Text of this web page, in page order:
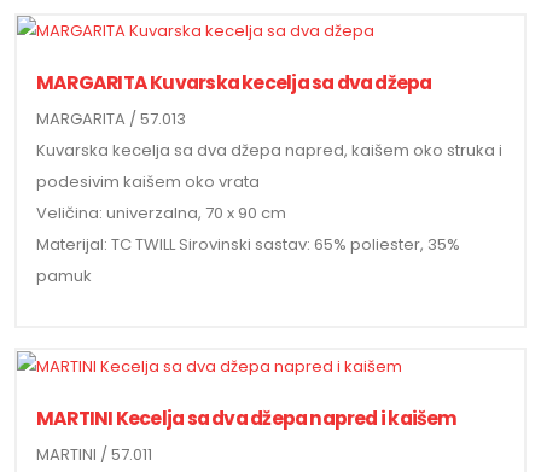
MARGARITA Kuvarska kecelja sa dva džepa
MARGARITA / 57.013
Kuvarska kecelja sa dva džepa napred, kaišem oko struka i
podesivim kaišem oko vrata
Veličina: univerzalna, 70 x 90 cm
Materijal: TC TWILL Sirovinski sastav: 65% poliester, 35%
pamuk
MARTINI Kecelja sa dva džepa napred i kaišem
MARTINI / 57.011